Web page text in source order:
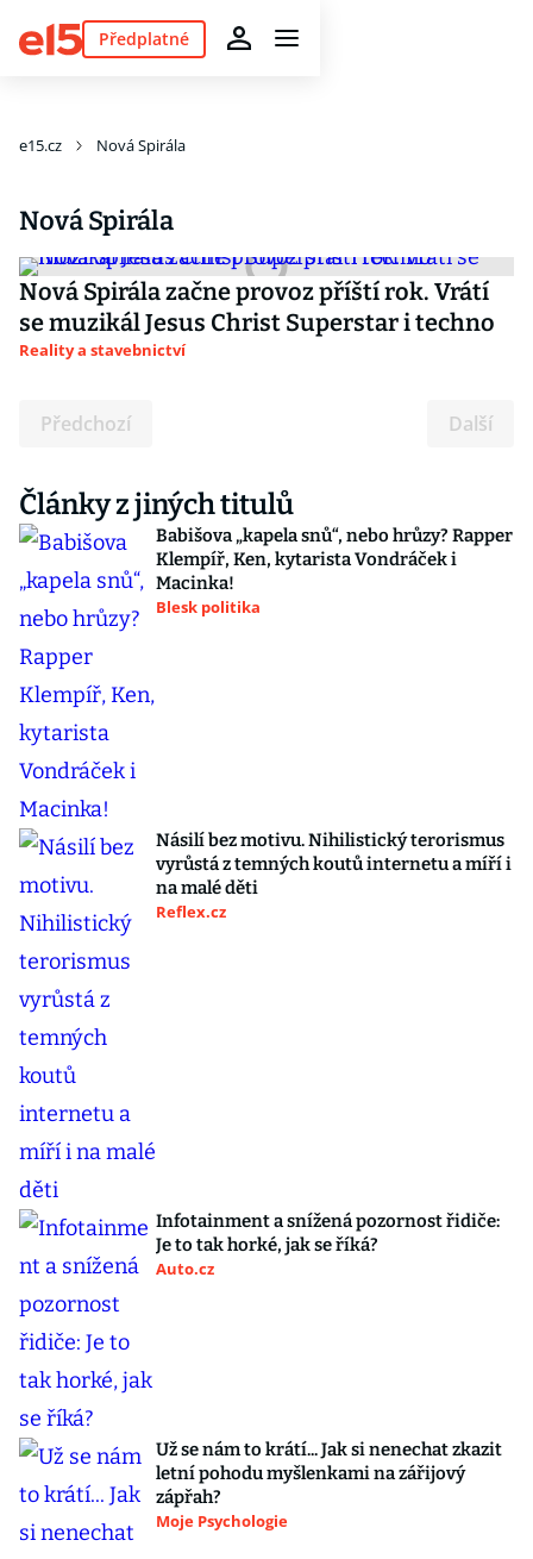
Předplatné
e15.cz Nová Spirála
Nová Spirála
Nová Spirála začne provoz příští rok. Vrátí
se muzikál Jesus Christ Superstar i techno
Reality a stavebnictví
Předchozí Další
Články z jiných titulů
Babišova „kapela snů“, nebo hrůzy? Rapper
Klempíř, Ken, kytarista Vondráček i
Macinka!
Blesk politika
Násilí bez motivu. Nihilistický terorismus
vyrůstá z temných koutů internetu a míří i
na malé děti
Reflex.cz
Infotainment a snížená pozornost řidiče:
Je to tak horké, jak se říká?
Auto.cz
Už se nám to krátí... Jak si nenechat zkazit
letní pohodu myšlenkami na zářijový
zápřah?
Moje Psychologie